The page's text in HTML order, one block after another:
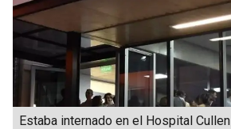
Estaba internado en el Hospital Cullen